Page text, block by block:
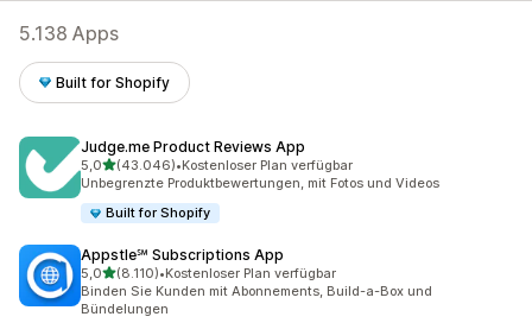
5.138 Apps
Built for Shopify
Judge.me Product Reviews App
5,0von 5 Sternen
(43.046)
43046 Rezensionen insgesamt
•Kostenloser Plan verfügbar
Unbegrenzte Produktbewertungen, mit Fotos und Videos
Built for Shopify
Appstle℠ Subscriptions App
5,0von 5 Sternen
(8.110)
8110 Rezensionen insgesamt
•Kostenloser Plan verfügbar
Binden Sie Kunden mit Abonnements, Build-a-Box und
Bündelungen